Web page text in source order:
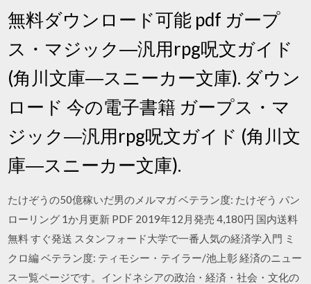
無料ダウンロード可能 pdf ガープ
ス・マジック―汎用rpg呪文ガイド
(角川文庫―スニーカー文庫). ダウン
ロード 今の電子書籍 ガープス・マ
ジック―汎用rpg呪文ガイド (角川文
庫―スニーカー文庫).
たけぞうの50億稼いだ男のメルマガ ベテラン度: たけぞう パン
ローリング 1か月更新 PDF 2019年12月発売 4,180円 国内送料
無料 すぐ発送 スタンフォード大学で一番人気の経済学入門 ミ
クロ編 ベテラン度: ティモシー・テイラー/池上彰 経済のニュー
ス一覧ページです。インドネシアの政治・経済・社会・文化の